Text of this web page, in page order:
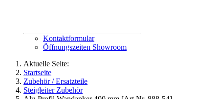
Kontaktformular
Öffnungszeiten Showroom
Aktuelle Seite:
Startseite
Zubehör / Ersatzteile
Steigleiter Zubehör